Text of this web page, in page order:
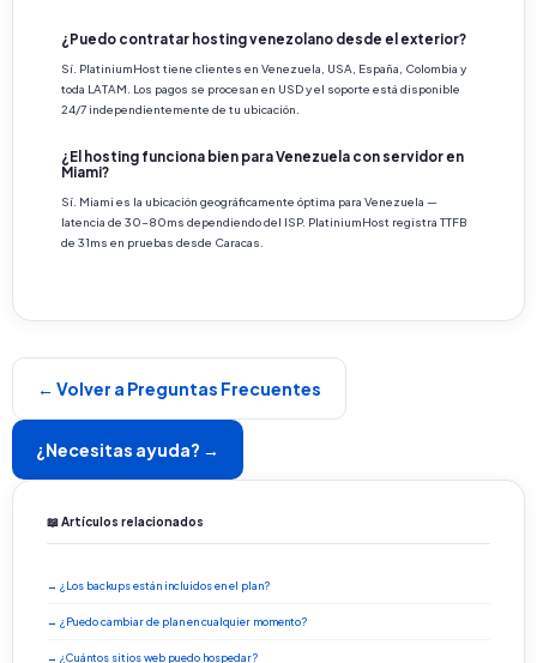
¿Puedo contratar hosting venezolano desde el exterior?
Sí. PlatiniumHost tiene clientes en Venezuela, USA, España, Colombia y
toda LATAM. Los pagos se procesan en USD y el soporte está disponible
24/7 independientemente de tu ubicación.
¿El hosting funciona bien para Venezuela con servidor en
Miami?
Sí. Miami es la ubicación geográficamente óptima para Venezuela —
latencia de 30-80ms dependiendo del ISP. PlatiniumHost registra TTFB
de 31ms en pruebas desde Caracas.
← Volver a Preguntas Frecuentes
¿Necesitas ayuda? →
📖 Artículos relacionados
→ ¿Los backups están incluidos en el plan?
→ ¿Puedo cambiar de plan en cualquier momento?
→ ¿Cuántos sitios web puedo hospedar?